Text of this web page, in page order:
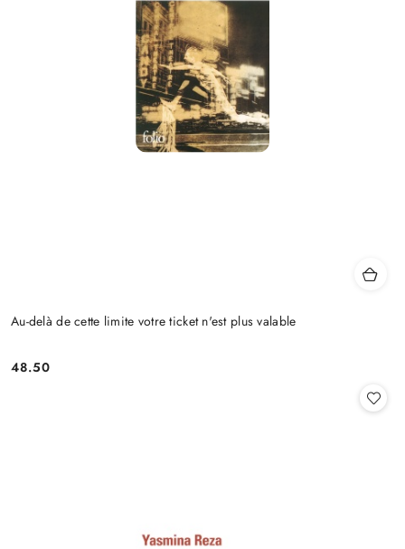
Au-delà de cette limite votre ticket n'est plus valable
Cena:
48.50